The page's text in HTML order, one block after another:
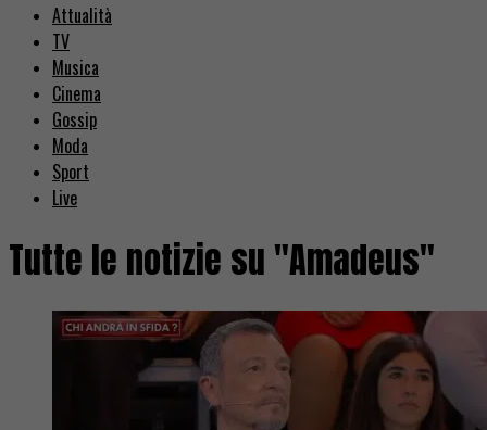
Attualità
TV
Musica
Cinema
Gossip
Moda
Sport
Live
Tutte le notizie su "Amadeus"